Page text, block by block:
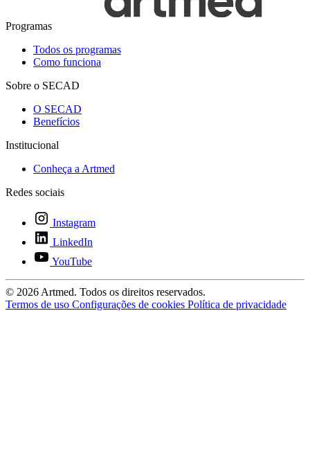
Programas
Todos os programas
Como funciona
Sobre o SECAD
O SECAD
Benefícios
Institucional
Conheça a Artmed
Redes sociais
Instagram
LinkedIn
YouTube
© 2026 Artmed. Todos os direitos reservados.
Termos de uso Configurações de cookies Política de privacidade